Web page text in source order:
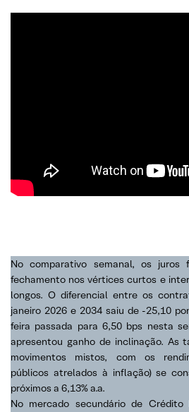
No comparativo semanal, os juros
fechamento nos vértices curtos e
longos. O diferencial entre os
janeiro 2026 e 2034 saiu de -25,10
feira passada para 6,50 bps nesta
apresentou ganho de inclinação. As
movimentos mistos, com os
públicos atrelados à inflação) se
próximos a 6,13% a.a.
No mercado secundário de Crédito